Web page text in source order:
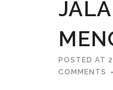
POSTED AT
COMMENTS